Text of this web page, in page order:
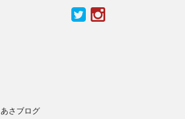
あさブログ